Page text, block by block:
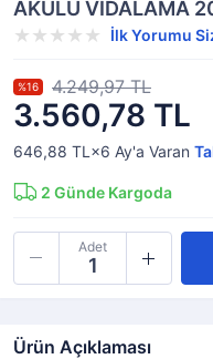
AKÜLÜ VİDALAMA
İlk Yorumu
3.560,78 TL
%16 4.249,97 TL
646,88 TL×6 Ay'a Varan
2 Günde Kargoda
Adet
Ürün Açıklaması